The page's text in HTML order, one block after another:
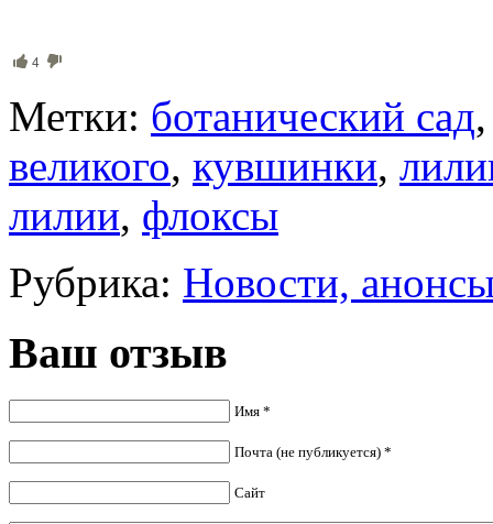
4
Метки: ботанический сад
великого, кувшинки,
лилии, флоксы
Рубрика: Новости,
Ваш отзыв
Имя *
Почта (не публикуется) *
Сайт